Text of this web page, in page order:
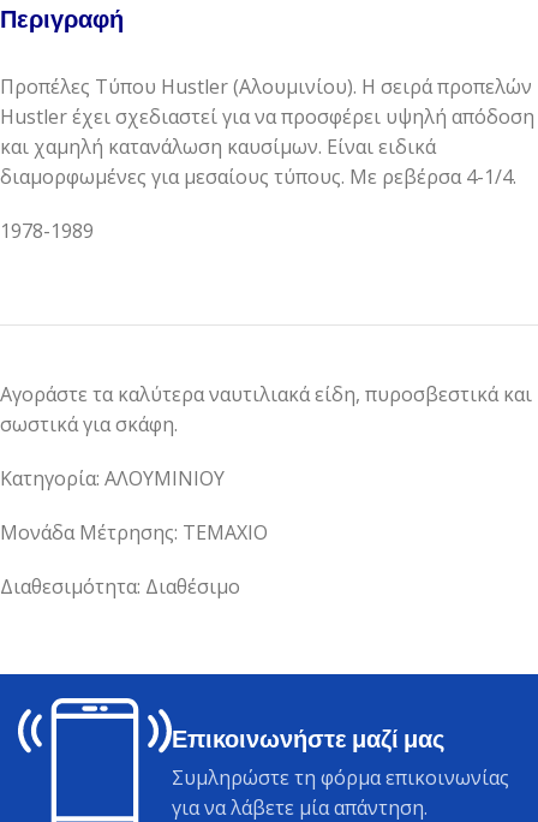
Περιγραφή
Προπέλες Τύπου Hustler (Αλουμινίου). Η σειρά προπελών
Hustler έχει σχεδιαστεί για να προσφέρει υψηλή απόδοση
και χαμηλή κατανάλωση καυσίμων. Είναι ειδικά
διαμορφωμένες για μεσαίους τύπους. Με ρεβέρσα 4-1/4.
1978-1989
Αγοράστε τα καλύτερα ναυτιλιακά είδη, πυροσβεστικά και
σωστικά για σκάφη.
Κατηγορία: ΑΛΟΥΜΙΝΙΟΥ
Μονάδα Μέτρησης: ΤΕΜΑΧΙΟ
Διαθεσιμότητα: Διαθέσιμο
Επικοινωνήστε μαζί μας
Συμληρώστε τη φόρμα επικοινωνίας
για να λάβετε μία απάντηση.